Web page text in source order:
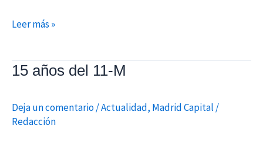
Leer más »
15 años del 11-M
Deja un comentario/Actualidad, Madrid Capital /
Redacción
15
del
11-